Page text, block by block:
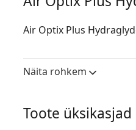
Air Optix Plus
Niisutav–
läbilaskvuse tervete
Näita rohkem
Toote üksikasjad